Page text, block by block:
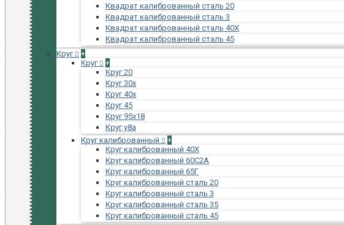
Квадрат калиброванный сталь 20
Квадрат калиброванный сталь 3
Квадрат калиброванный сталь 40Х
Квадрат калиброванный сталь 45
Круг
+
Круг
+
Круг 20
Круг 30х
Круг 40х
Круг 45
Круг 95х18
Круг у8а
Круг калиброванный
+
Круг калиброванный 40Х
Круг калиброванный 60С2А
Круг калиброванный 65Г
Круг калиброванный сталь 20
Круг калиброванный сталь 3
Круг калиброванный сталь 35
Круг калиброванный сталь 45